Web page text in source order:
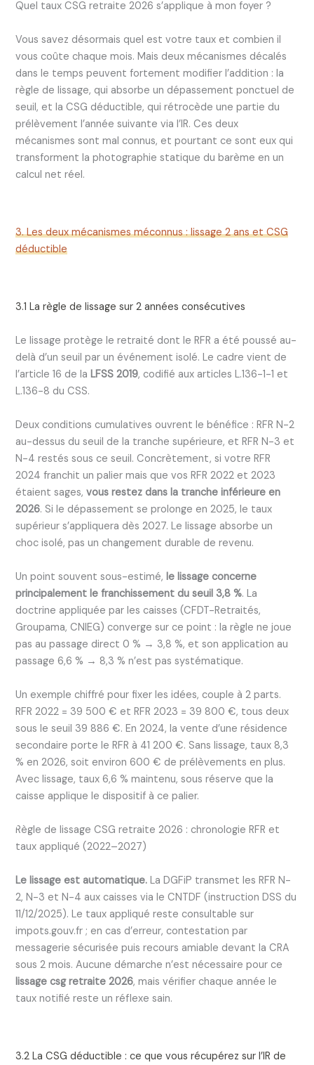
Quel taux CSG retraite 2026 s’applique à mon foyer ?
Vous savez désormais quel est votre taux et combien il
vous coûte chaque mois. Mais deux mécanismes décalés
dans le temps peuvent fortement modifier l’addition : la
règle de lissage, qui absorbe un dépassement ponctuel de
seuil, et la CSG déductible, qui rétrocède une partie du
prélèvement l’année suivante via l’IR. Ces deux
mécanismes sont mal connus, et pourtant ce sont eux qui
transforment la photographie statique du barème en un
calcul net réel.
3. Les deux mécanismes méconnus : lissage 2 ans et CSG
déductible
3.1 La règle de lissage sur 2 années consécutives
Le lissage protège le retraité dont le RFR a été poussé au-
delà d’un seuil par un événement isolé. Le cadre vient de
l’article 16 de laLFSS 2019, codifié aux articles L.136-1-1 et
L.136-8 du CSS.
Deux conditions cumulatives ouvrent le bénéfice : RFR N-2
au-dessus du seuil de la tranche supérieure, et RFR N-3 et
N-4 restés sous ce seuil. Concrètement, si votre RFR
2024 franchit un palier mais que vos RFR 2022 et 2023
étaient sages,vous restez dans la tranche inférieure en
2026. Si le dépassement se prolonge en 2025, le taux
supérieur s’appliquera dès 2027. Le lissage absorbe un
choc isolé, pas un changement durable de revenu.
Un point souvent sous-estimé,le lissage concerne
principalement le franchissement du seuil 3,8 %. La
doctrine appliquée par les caisses (CFDT-Retraités,
Groupama, CNIEG) converge sur ce point : la règle ne joue
pas au passage direct 0 % → 3,8 %, et son application au
passage 6,6 % → 8,3 % n’est pas systématique.
Un exemple chiffré pour fixer les idées, couple à 2 parts.
RFR 2022 = 39 500 € et RFR 2023 = 39 800 €, tous deux
sous le seuil 39 886 €. En 2024, la vente d’une résidence
secondaire porte le RFR à 41 200 €. Sans lissage, taux 8,3
% en 2026, soit environ 600 € de prélèvements en plus.
Avec lissage, taux 6,6 % maintenu, sous réserve que la
caisse applique le dispositif à ce palier.
Règle de lissage CSG retraite 2026 : chronologie RFR et
taux appliqué (2022–2027)
Le lissage est automatique. La DGFiP transmet les RFR N-
2, N-3 et N-4 aux caisses via le CNTDF (instruction DSS du
11/12/2025). Le taux appliqué reste consultable sur
impots.gouv.fr ; en cas d’erreur, contestation par
messagerie sécurisée puis recours amiable devant la CRA
sous 2 mois. Aucune démarche n’est nécessaire pour ce
lissage csg retraite 2026, mais vérifier chaque année le
taux notifié reste un réflexe sain.
3.2 La CSG déductible : ce que vous récupérez sur l’IR de